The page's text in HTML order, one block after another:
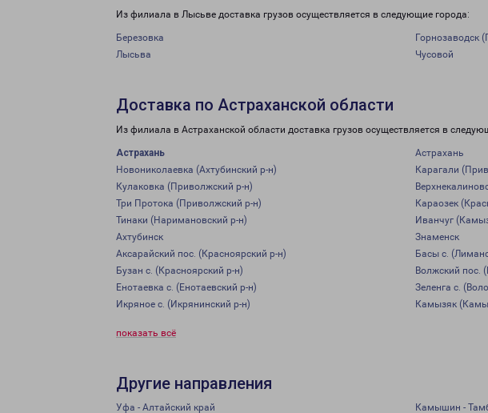
Из филиала в Лысьве доставка грузов осуществляется в следующие города:
Березовка Горнозаводск
Лысьва
Чусовой
Доставка по Астраханской области
Из филиала в Астраханской области доставка грузов осуществляется в
Астрахань Астрахань
Новониколаевка (Ахтубинский р-н)
Карагали
Кулаковка (Приволжский р-н)
Три Протока (Приволжский р-н)
Караозек
Тинаки (Наримановский р-н)
Иванчуг
Ахтубинск
Знаменск
Аксарайский пос. (Красноярский р-н)
Басы с.
Бузан с. (Красноярский р-н)
Волжский пос.
Енотаевка с. (Енотаевский р-н)
Зеленга с.
Икряное с. (Икрянинский р-н)
Камызяк
показать всё
Другие направления
Уфа - Алтайский край Камышин -